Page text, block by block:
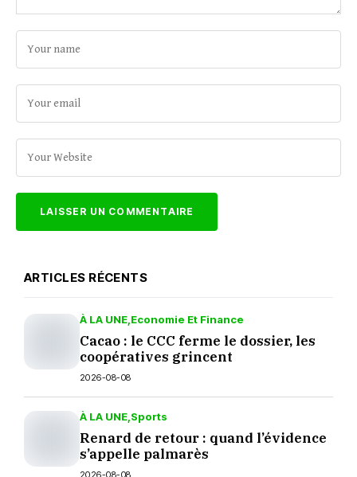
ARTICLES RÉCENTS
À LA UNE Economie Et Finance
Cacao : le CCC ferme le dossier, les
coopératives grincent
2026-08-08
À LA UNE Sports
Renard de retour : quand l’évidence
s’appelle palmarès
2026-08-08